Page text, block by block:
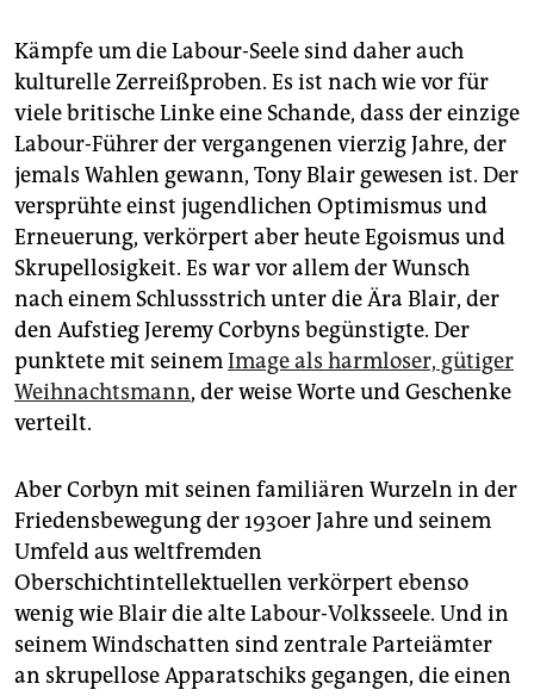
Kämpfe um die Labour-Seele sind daher auch
kulturelle Zerreißproben. Es ist nach wie vor für
viele britische Linke eine Schande, dass der einzige
Labour-Führer der vergangenen vierzig Jahre, der
jemals Wahlen gewann, Tony Blair gewesen ist. Der
versprühte einst jugendlichen Optimismus und
Erneue­rung, verkörpert aber heute Egoismus und
Skrupellosigkeit. Es war vor allem der Wunsch
nach einem Schlussstrich unter die Ära Blair, der
den Aufstieg Jeremy Corbyns begünstigte. Der
punktete mit seinemImage als harmloser, gütiger
Weihnachtsmann, der weise Worte und Geschenke
verteilt.
Aber Corbyn mit seinen familiären Wurzeln in der
Friedensbewegung der 1930er Jahre und seinem
Umfeld aus weltfremden
Oberschichtintellektuellen verkörpert ebenso
wenig wie Blair die alte Labour-Volksseele. Und in
seinem Windschatten sind zentrale Parteiämter
an skrupellose Apparatschiks gegangen, die einen